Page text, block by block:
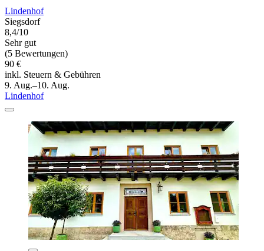
Lindenhof
Siegsdorf
8,4/10
Sehr gut
(5 Bewertungen)
90 €
inkl. Steuern & Gebühren
9. Aug.–10. Aug.
Lindenhof